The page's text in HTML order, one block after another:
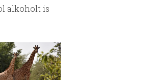
alkoholt is